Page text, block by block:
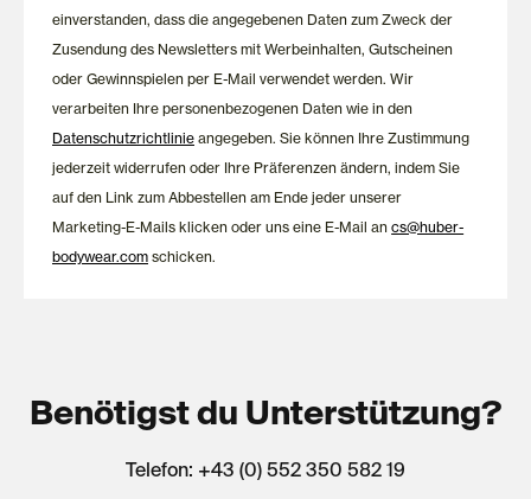
einverstanden, dass die angegebenen Daten zum Zweck der
Zusendung des Newsletters mit Werbeinhalten, Gutscheinen
oder Gewinnspielen per E-Mail verwendet werden. Wir
verarbeiten Ihre personenbezogenen Daten wie in den
Datenschutzrichtlinie angegeben. Sie können Ihre Zustimmung
jederzeit widerrufen oder Ihre Präferenzen ändern, indem Sie
auf den Link zum Abbestellen am Ende jeder unserer
Marketing-E-Mails klicken oder uns eine E-Mail ancs@huber-
bodywear.com schicken.
Benötigst du Unterstützung?
Telefon: +43 (0) 552 350 582 19